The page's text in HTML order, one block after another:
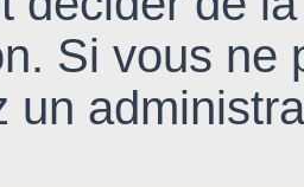
Si vous ne
un